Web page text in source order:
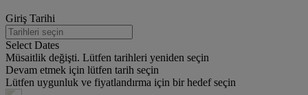
Giriş Tarihi
Select Dates
Müsaitlik değişti. Lütfen tarihleri yeniden seçin
Devam etmek için lütfen tarih seçin
Lütfen uygunluk ve fiyatlandırma için bir hedef seçin